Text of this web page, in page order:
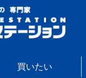
買いたい
» 売買実績